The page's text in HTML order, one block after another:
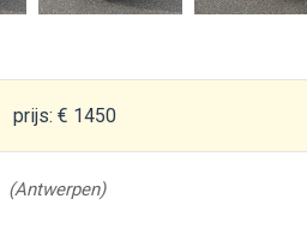
prijs: € 1450
(Antwerpen)